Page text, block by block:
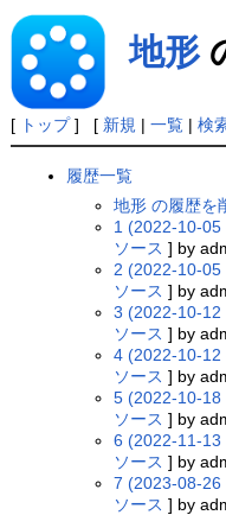
地形
[ トップ] [ 新規 | 一覧| 検
履歴一覧
地形 の履歴を
1 (2022-10-
ソース ] by
2 (2022-10-
ソース ] by
3 (2022-10-12
ソース ] by
4 (2022-10-12
ソース ] by
5 (2022-10-18
ソース ] by
6 (2022-11-13
ソース ] by
7 (2023-08-26
ソース ] by